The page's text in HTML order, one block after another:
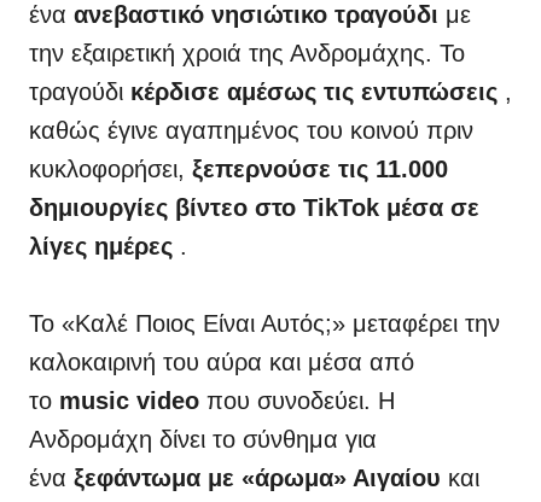
ένα ανεβαστικό νησιώτικο τραγούδι με
την εξαιρετική χροιά της Ανδρομάχης. Το
τραγούδι κέρδισε αμέσως τις εντυπώσεις ,
καθώς έγινε αγαπημένος του κοινού πριν
κυκλοφορήσει, ξεπερνούσε τις 11.000
δημιουργίες βίντεο στο TikTok μέσα σε
λίγες ημέρες .
Το «Καλέ Ποιος Είναι Αυτός;» μεταφέρει την
καλοκαιρινή του αύρα και μέσα από
το music video που συνοδεύει. Η
Ανδρομάχη δίνει το σύνθημα για
ένα ξεφάντωμα με «άρωμα» Αιγαίου και